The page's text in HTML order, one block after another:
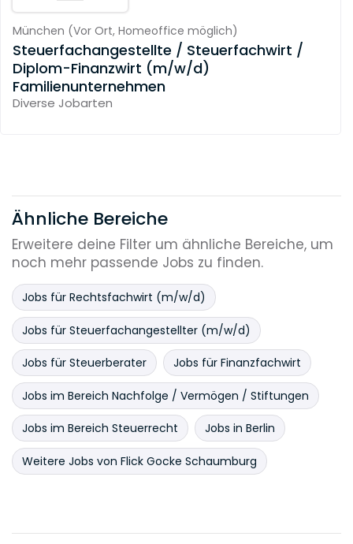
München (Vor Ort, Homeoffice möglich)
Steuerfachangestellte / Steuerfachwirt /
Diplom-Finanzwirt (m/w/d)
Familienunternehmen
Diverse Jobarten
Ähnliche Bereiche
Erweitere deine Filter um ähnliche Bereiche, um
noch mehr passende Jobs zu finden.
Jobs für Rechtsfachwirt (m/w/d)
Jobs für Steuerfachangestellter (m/w/d)
Jobs für Steuerberater Jobs für Finanzfachwirt
Jobs im Bereich Nachfolge / Vermögen / Stiftungen
Jobs im Bereich Steuerrecht Jobs in Berlin
Weitere Jobs von Flick Gocke Schaumburg